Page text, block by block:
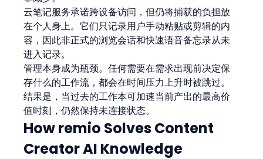
云笔记服务承诺跨设备访问，但仍将捕获的负担放
在个人身上。它们只记录用户手动粘贴或剪辑的内
容，因此非正式的浏览会话和快速语音备忘录从未
进入记录。
管理本身成为瓶颈。任何需要在需求出现前决定保
存什么的工作流，都会在时间压力上升时被跳过。
结果是，当过去的工作本可加速当前产出的最高价
值时刻，仍然保持未连接状态。
How remio Solves Content
Creator AI Knowledge